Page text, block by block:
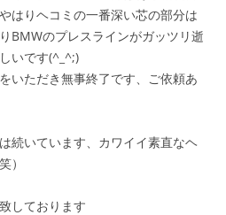
はりヘコミの一番深い芯の部分は
BMWのプレスラインがガッツリ逝
いです(^_^;)
いただき無事終了です、ご依頼あ
続いています、カワイイ素直なヘ
）
しております